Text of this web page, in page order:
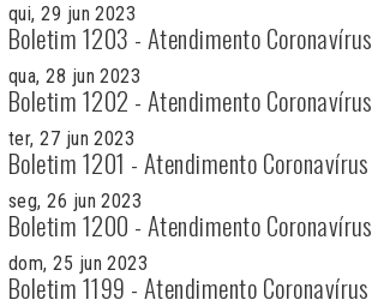
qui, 29 jun 2023
Boletim 1203 - Atendimento Coronavírus
qua, 28 jun 2023
Boletim 1202 - Atendimento Coronavírus
ter, 27 jun 2023
Boletim 1201 - Atendimento Coronavírus
seg, 26 jun 2023
Boletim 1200 - Atendimento Coronavírus
dom, 25 jun 2023
Boletim 1199 - Atendimento Coronavírus